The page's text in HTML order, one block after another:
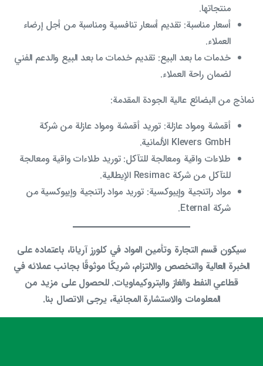
منتجاتها.
أسعار مناسبة: تقديم أسعار تنافسية ومناسبة من أجل إرضاء
العملاء.
خدمات ما بعد البيع: تقديم خدمات ما بعد البيع والدعم الفني
لضمان راحة العملاء.
نماذج من البضائع عالية الجودة المقدمة:
أقمشة ومواد عازلة: توريد أقمشة ومواد عازلة من شركة
Klevers GmbH الألمانية.
طلاءات واقية ومعالجة للتآكل: توريد طلاءات واقية ومعالجة
للتآكل من شركة Resimac الإيطالية.
مواد راتنجية وإيبوكسية: توريد مواد راتنجية وإيبوكسية من
شركة Eternal.
سيكون قسم التجارة وتأمين المواد في كلورز آريانا، باعتماده على
الخبرة العالية والتخصص والالتزام، شريكًا موثوقًا بجانب عملائه في
قطاعي النفط والغاز والبتروكيماويات. للحصول على مزيد من
المعلومات والاستشارة المجانية، يرجى الاتصال بنا.